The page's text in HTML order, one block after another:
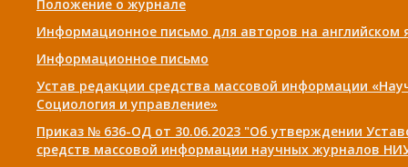
Положение о журнале
Информационное письмо для авторов на английском
Информационное письмо
Устав редакции средства массовой информации
Социология и управление»
Приказ № 636-ОД от 30.06.2023 "Об утверждении
средств массовой информации научных журналов